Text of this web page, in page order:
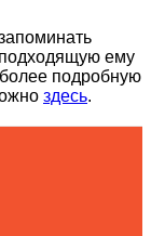
подходящую ему
подробную
здесь.